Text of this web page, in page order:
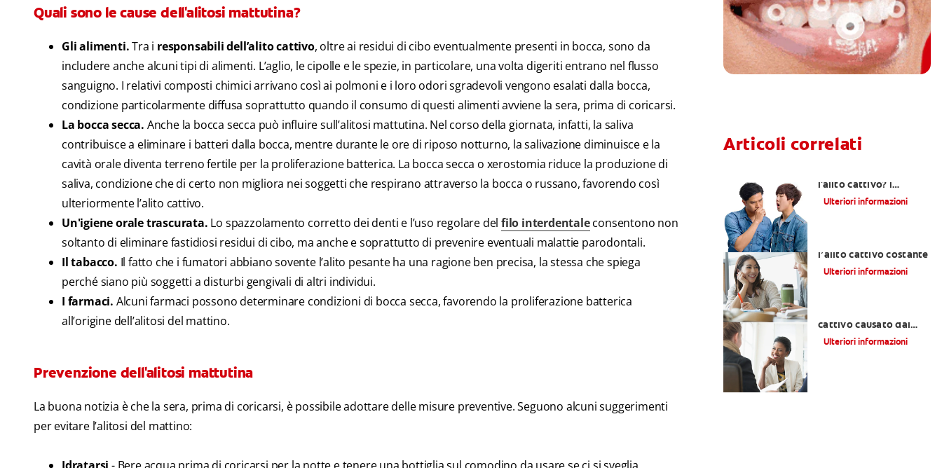
Quali sono le cause dell'alitosi mattutina?
Gli alimenti.Tra i responsabili dell’alito cattivo, oltre ai residui di cibo eventualmente presenti in bocca, sono da
includere anche alcuni tipi di alimenti. L’aglio, le cipolle e le spezie, in particolare, una volta digeriti entrano nel flusso
sanguigno. I relativi composti chimici arrivano così ai polmoni e i loro odori sgradevoli vengono esalati dalla bocca,
condizione particolarmente diffusa soprattutto quando il consumo di questi alimenti avviene la sera, prima di coricarsi.
La bocca secca. Anche la bocca secca può influire sull’alitosi mattutina. Nel corso della giornata, infatti, la saliva
contribuisce a eliminare i batteri dalla bocca, mentre durante le ore di riposo notturno, la salivazione diminuisce e la
cavità orale diventa terreno fertile per la proliferazione batterica. La bocca secca o xerostomia riduce la produzione di
saliva, condizione che di certo non migliora nei soggetti che respirano attraverso la bocca o russano, favorendo così
ulteriormente l’alito cattivo.
Un'igiene orale trascurata. Lo spazzolamento corretto dei denti e l’uso regolare delfilo interdentaleconsentono non
soltanto di eliminare fastidiosi residui di cibo, ma anche e soprattutto di prevenire eventuali malattie parodontali.
Il tabacco. Il fatto che i fumatori abbiano sovente l’alito pesante ha una ragione ben precisa, la stessa che spiega
perché siano più soggetti a disturbi gengivali di altri individui.
I farmaci. Alcuni farmaci possono determinare condizioni di bocca secca, favorendo la proliferazione batterica
all’origine dell’alitosi del mattino.
Prevenzione dell'alitosi mattutina
La buona notizia è che la sera, prima di coricarsi, è possibile adottare delle misure preventive. Seguono alcuni suggerimenti
per evitare l’alitosi del mattino:
Articoli correlati
l'alito cattivo? |
Colgate
Ulteriori informazioni
l’alito cattivo costante
Ulteriori informazioni
cattivo causato dal
consumo di aglio
Ulteriori informazioni